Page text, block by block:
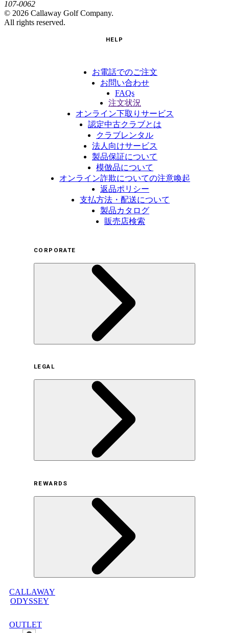
107-0062
© 2026 Callaway Golf Company.
All rights reserved.
HELP
お電話でのご注文
お問い合わせ
FAQs
注文状況
オンライン下取りサービス
認定中古クラブとは
クラブレンタル
法人向けサービス
製品保証について
模倣品について
オンライン詐欺についての注意喚起
返品ポリシー
支払方法・配送について
製品カタログ
販売店検索
CORPORATE
サステナビリティの取り組み（日本）
サステナビリティの取り組み（米国/英語）
ヒストリー
採用情報
LEGAL
オンラインストア利用規約
プライバシーポリシー
特定商取引法に基づく表示
古物営業法に基づく表示
REWARDS
CALLAWAY
ODYSSEY
OUTLET